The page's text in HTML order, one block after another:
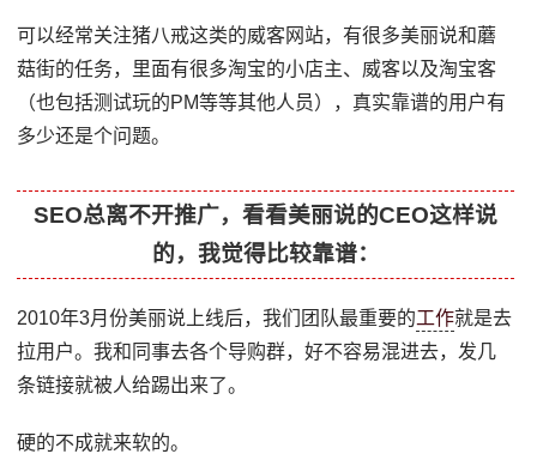
可以经常关注猪八戒这类的威客网站，有很多美丽说和蘑
菇街的任务，里面有很多淘宝的小店主、威客以及淘宝客
（也包括测试玩的PM等等其他人员），真实靠谱的用户有
多少还是个问题。
SEO总离不开推广，看看美丽说的CEO这样说
的，我觉得比较靠谱：
2010年3月份美丽说上线后，我们团队最重要的工作就是去
拉用户。我和同事去各个导购群，好不容易混进去，发几
条链接就被人给踢出来了。
硬的不成就来软的。